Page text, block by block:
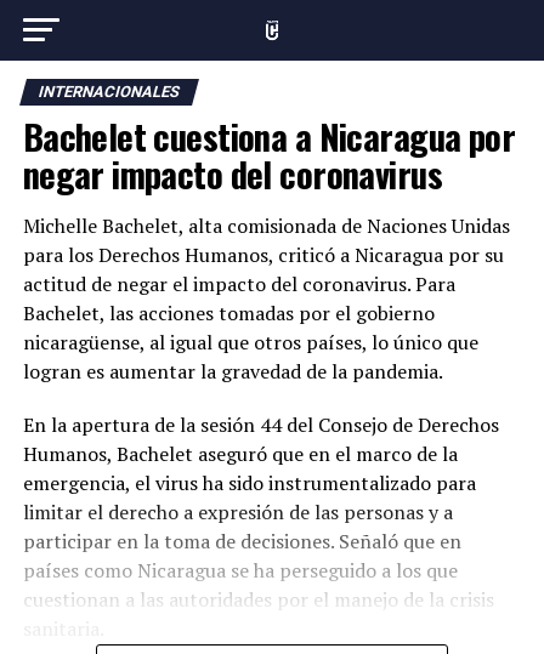
INTERNACIONALES
Bachelet cuestiona a Nicaragua por
negar impacto del coronavirus
Michelle Bachelet, alta comisionada de Naciones Unidas
para los Derechos Humanos, criticó a Nicaragua por su
actitud de negar el impacto del coronavirus. Para
Bachelet, las acciones tomadas por el gobierno
nicaragüense, al igual que otros países, lo único que
logran es aumentar la gravedad de la pandemia.
En la apertura de la sesión 44 del Consejo de Derechos
Humanos, Bachelet aseguró que en el marco de la
emergencia, el virus ha sido instrumentalizado para
limitar el derecho a expresión de las personas y a
participar en la toma de decisiones. Señaló que en
países como Nicaragua se ha perseguido a los que
cuestionan a las autoridades por el manejo de la crisis